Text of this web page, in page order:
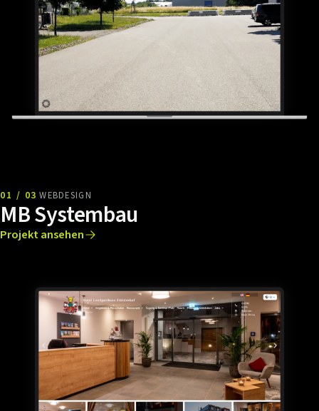
01 / 03 WEBDESIGN
MB Systembau
Projekt ansehen